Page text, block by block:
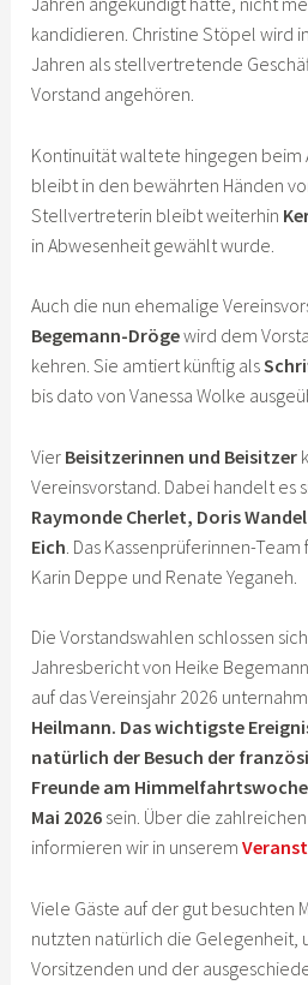
kandidieren. Christine Stöpel wird
Jahren als stellvertretende
Vorstand angehören.
Kontinuität waltete hingegen beim
bleibt in den bewährten Händen
Stellvertreterin bleibt weiterhin
in Abwesenheit gewählt wurde.
Auch die nun ehemalige
Begemann-Drögewird dem
kehren. Sie amtiert künftig als
bis dato von Vanessa Wolke
Vier Beisitzerinnen und Beisitzer
Vereinsvorstand. Dabei handelt es
Raymonde Cherlet, Doris
Eich . Das Kassenprüferinnen-
Karin Deppe und Renate Yeganeh.
Die Vorstandswahlen schlossen
Jahresbericht von Heike
auf das Vereinsjahr 2026 unternahm
Heilmann. Das wichtigste
natürlich der Besuch der
Freunde am
Mai 2026 sein. Über die
informieren wir in unserem
Viele Gäste auf der gut besuchten
nutzten natürlich die Gelegenheit,
Vorsitzenden und der